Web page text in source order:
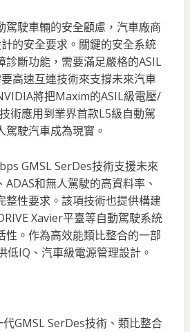
駕駛車輛的安全顧慮，汽車廠商
的安全要求。關鍵的安全系統
診斷功能，需要滿足嚴格的ASIL
高速互連技術來支撐未來汽車
將把Maxim的ASIL級電壓/
術應用到業界首款L5級自動駕
駛汽車成為現實。
GMSL SerDes技術支援未來
和無人駕駛的高資料率、
整性要求。該項技術也提供構建
Xavier平臺等自動駕駛系統
性。作為高效能類比整合的一部
低IQ、汽車級電源管理設計。
代GMSL SerDes技術、類比整合